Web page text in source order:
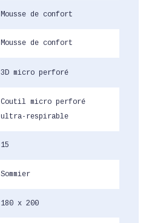
Mousse de confort
Mousse de confort
3D micro perforé
Coutil micro perforé
ultra-respirable
15
Sommier
180 x 200